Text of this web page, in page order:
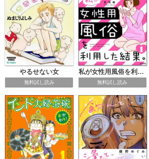
やるせない女
無料試し読み
私が女性用風俗を利用した結果。
無料試し読み